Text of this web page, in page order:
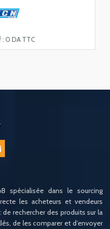
: 0 DA TTC
spécialisée dans le sourcing
les acheteurs et vendeurs
rechercher des produits sur la
de les comparer et d’envoyer